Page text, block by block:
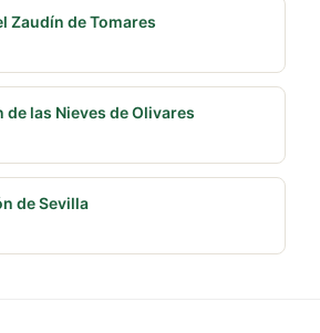
Zaudín de Tomares
las Nieves de Olivares
de Sevilla